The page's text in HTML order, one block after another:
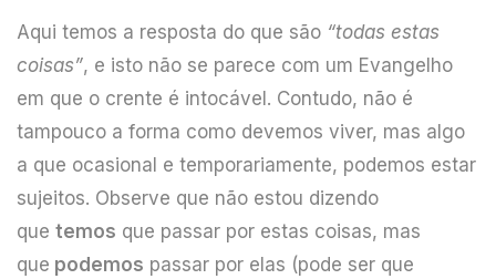
Aqui temos a resposta do que são “todas estas
coisas”, e isto não se parece com um Evangelho
em que o crente é intocável. Contudo, não é
tampouco a forma como devemos viver, mas algo
a que ocasional e temporariamente, podemos estar
sujeitos. Observe que não estou dizendo
que temos que passar por estas coisas, mas
que podemos passar por elas (pode ser que